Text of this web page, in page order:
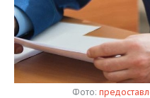
ОПК
ЭНЕРГЕТИКА
ТРАНСПОРТ
УСЛУГИ
IT
МЕДИА
ТЕЛЕКОММУНИКАЦИИ
НОВОСТИ
ВЫЕЗДНАЯ РЕДАКЦИЯ
БИЗНЕС-БРАНЧИ
СПОРТ
НОВОСТИ СПОРТА
ФУТБОЛ
ОБЩЕСТВО
НОВОСТИ ОБЩЕСТВА
ФОТОГАЛЕРЕЯ
Фото: